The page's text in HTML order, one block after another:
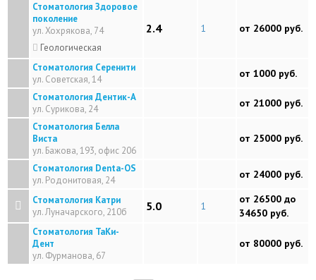
Стоматология Здоровое
поколение
ул. Хохрякова, 74
Геологическая
2.4 1 от 26000 руб.
Стоматология Серенити
ул. Советская, 14
от 1000 руб.
Стоматология Дентик-А
ул. Сурикова, 24
от 21000 руб.
Стоматология Белла
Виста
ул. Бажова, 193, офис 206
от 25000 руб.
Стоматология Denta-OS
ул. Родонитовая, 24
от 24000 руб.
Стоматология Катри
ул. Луначарского, 210б
5.0 1
от 26500 до
34650 руб.
Стоматология ТаКи-
Дент
ул. Фурманова, 67
от 80000 руб.